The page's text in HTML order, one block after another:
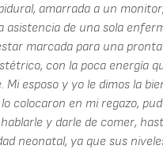
amarrada a un
asistencia de una sola
marcada para una
con la poca energía
Mi esposo y yo le dimos la
colocaron en mi regazo,
y darle de comer,
neonatal, ya que sus